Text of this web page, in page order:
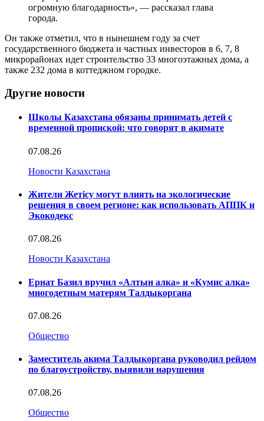
огромную благодарность», — рассказал глава
города.
Он также отметил, что в нынешнем году за счет
государственного бюджета и частных инвесторов в 6, 7, 8
микрорайонах идет строительство 33 многоэтажных дома, а
также 232 дома в коттеджном городке.
Другие новости
Школы Казахстана обязаны принимать детей с
временной пропиской: что говорят в акимате
07.08.26
Новости Казахстана
Жители Жетісу могут влиять на экологические
решения в своем регионе: как использовать АППК и
Экокодекс
07.08.26
Новости Казахстана
Ернат Базил вручил «Алтын алка» и «Кумис алка»
многодетным матерям Талдыкоргана
07.08.26
Общество
Заместитель акима Талдыкоргана руководил рейдом
по благоустройству, выявили нарушения
07.08.26
Общество